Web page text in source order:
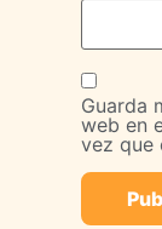
Guarda
web en
vez que